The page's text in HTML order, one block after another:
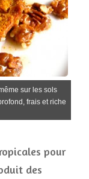
sur les sols
frais et riche
pour
des